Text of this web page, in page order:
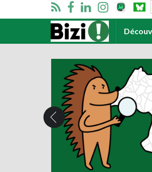
Accueil